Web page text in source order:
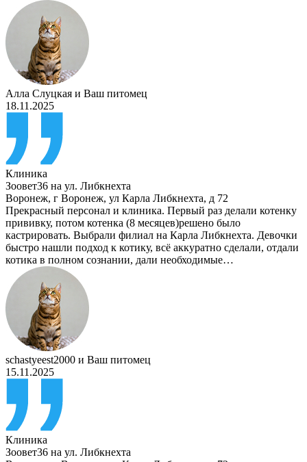
Алла Слуцкая и Ваш питомец
18.11.2025
Клиника
Зоовет36 на ул. Либкнехта
Воронеж, г Воронеж, ул Карла Либкнехта, д 72
Прекрасный персонал и клиника. Первый раз делали котенку
прививку, потом котенка (8 месяцев)решено было
кастрировать. Выбрали филиал на Карла Либкнехта. Девочки
быстро нашли подход к котику, всё аккуратно сделали, отдали
котика в полном сознании, дали необходимые…
schastyeest2000 и Ваш питомец
15.11.2025
Клиника
Зоовет36 на ул. Либкнехта